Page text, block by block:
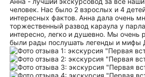
человек. Нас было 2 взрослых и 4
интересных фактов. Анна дала очень
торжественный развод караула у
интересно, легко и душевно. Мы
были рады послушать легенды и мифы